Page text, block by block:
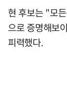
현 후보는 "모
으로 증명해보
피력했다.